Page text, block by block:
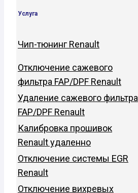
Услуга
Чип-тюнинг Renault
Отключение сажевого
фильтра FAP/DPF Renault
Удаление сажевого фильтра
FAP/DPF Renault
Калибровка прошивок
Renault удаленно
Отключение системы EGR
Renault
Отключение вихревых